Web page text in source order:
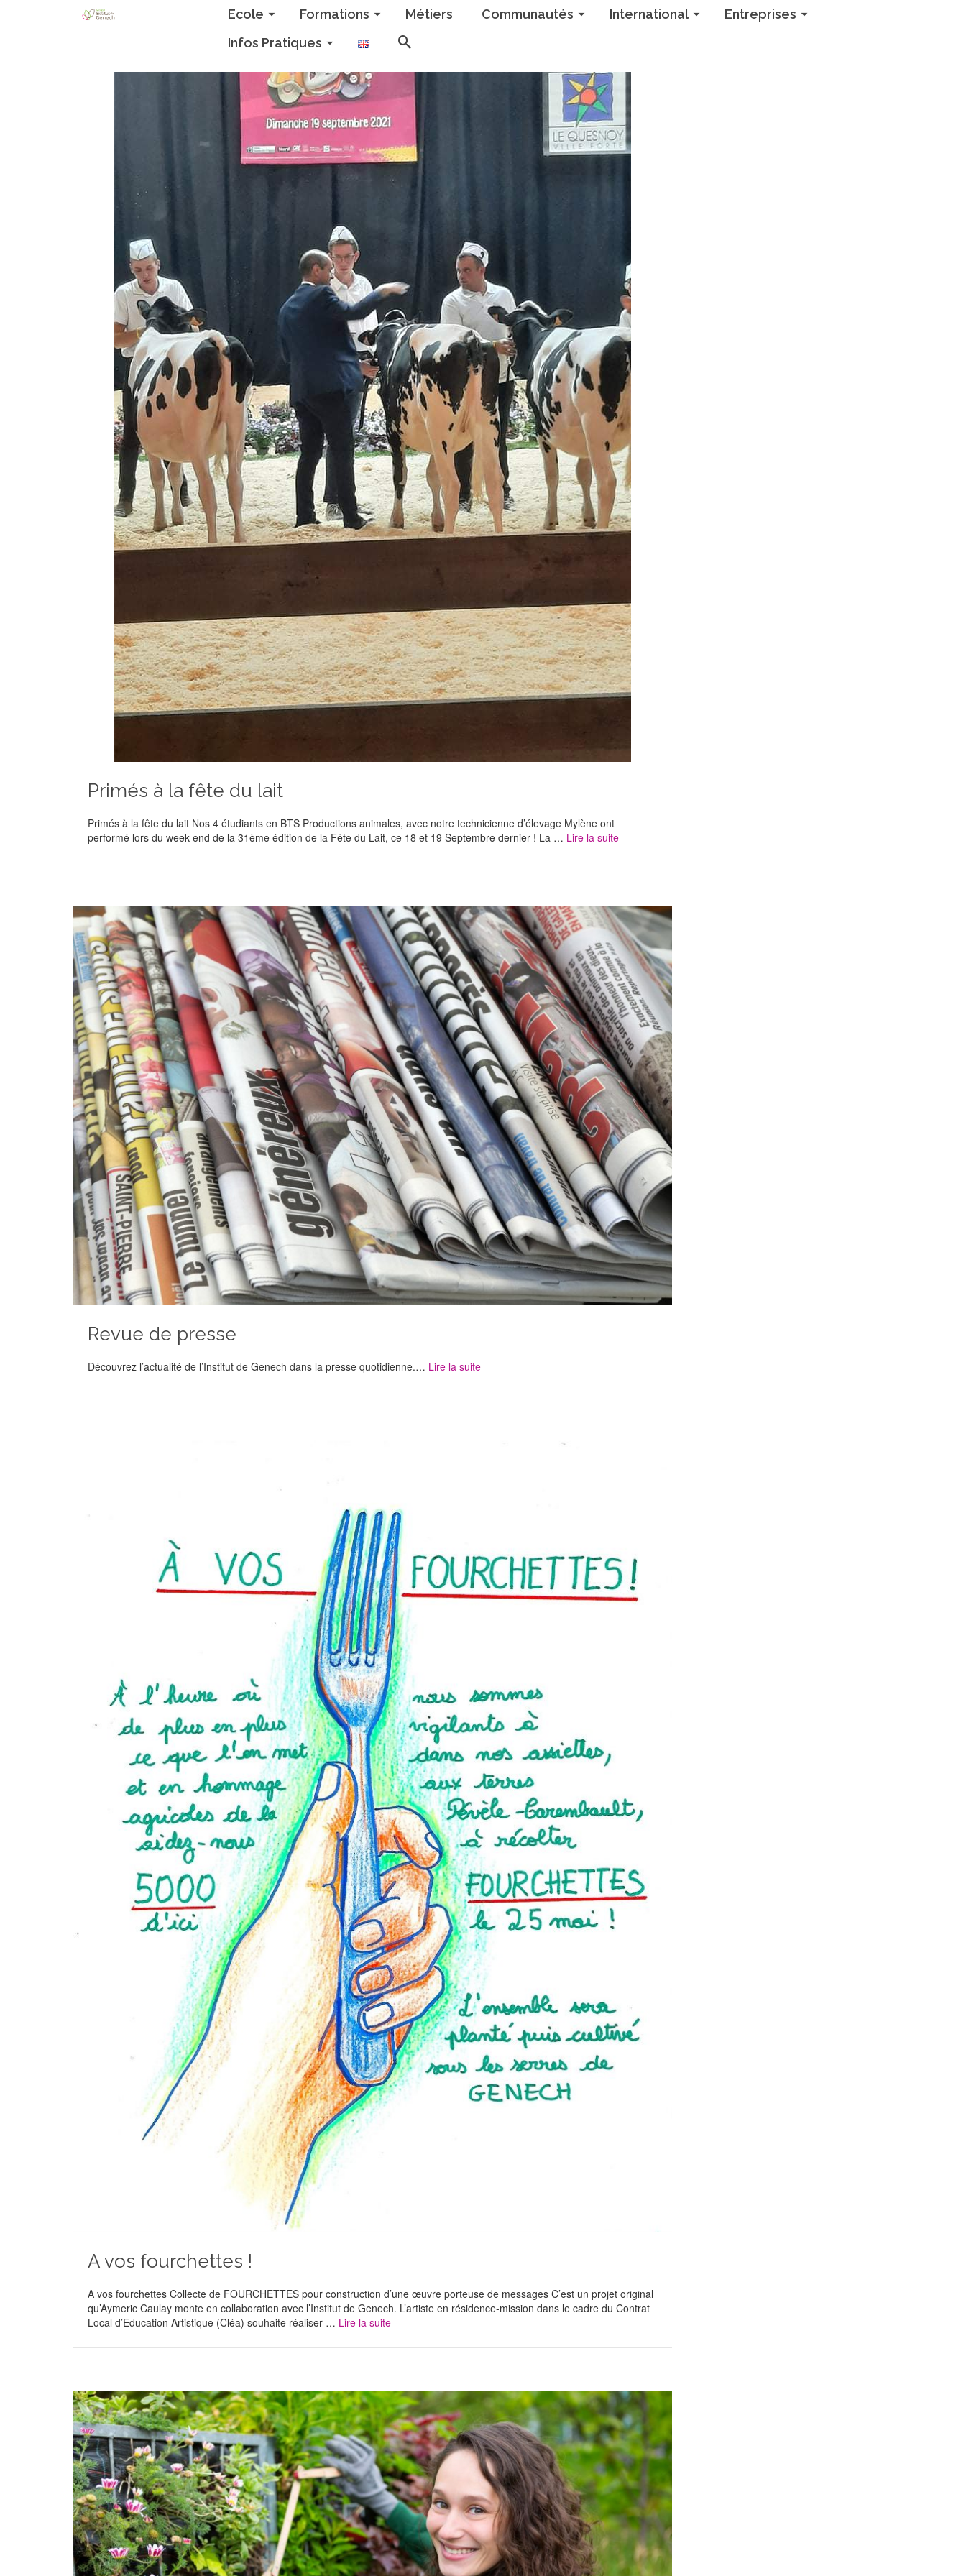
Ecole Formations Métiers Communautés International
Entreprises
Infos Pratiques
Primés à la fête du lait
Primés à la fête du lait Nos 4 étudiants en BTS Productions animales, avec notre technicienne d’élevage Mylène ont
performé lors du week-end de la 31ème édition de la Fête du Lait, ce 18 et 19 Septembre dernier ! La … Lire la suite
Revue de presse
Découvrez l’actualité de l’Institut de Genech dans la presse quotidienne.… Lire la suite
A vos fourchettes !
A vos fourchettes Collecte de FOURCHETTES pour construction d’une œuvre porteuse de messages C’est un projet original
qu’Aymeric Caulay monte en collaboration avec l’Institut de Genech. L’artiste en résidence-mission dans le cadre du Contrat
Local d’Education Artistique (Cléa) souhaite réaliser … Lire la suite